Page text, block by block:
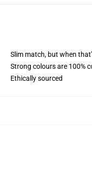
Slim match, but when
Strong colours are 100%
Ethically sourced